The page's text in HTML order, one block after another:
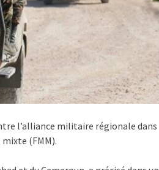
l’alliance militaire régionale dans
(FMM).